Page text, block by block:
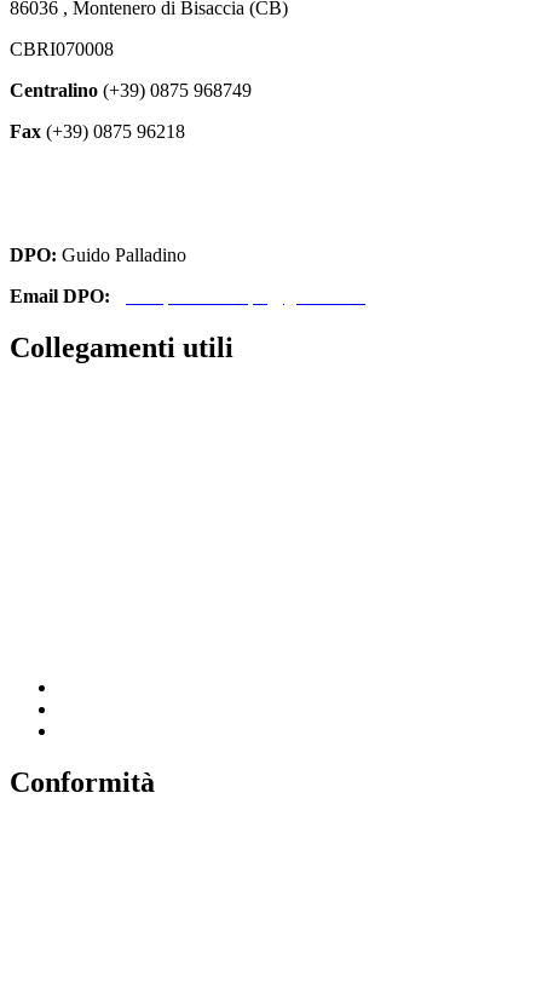
86036 , Montenero di Bisaccia (CB)
CBRI070008
Centralino (+39) 0875 968749
Fax (+39) 0875 96218
DPO: Guido Palladino
Email DPO:
Collegamenti utili
Conformità